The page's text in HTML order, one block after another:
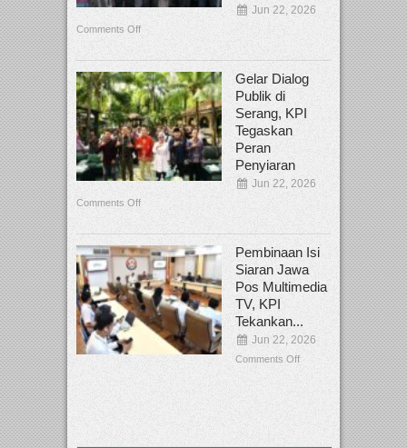
Jun 22, 2026
Comments Off
Gelar Dialog
Publik di
Serang, KPI
Tegaskan
Peran
Penyiaran
Jun 22, 2026
Comments Off
Pembinaan Isi
Siaran Jawa
Pos Multimedia
TV, KPI
Tekankan...
Jun 22, 2026
Comments Off